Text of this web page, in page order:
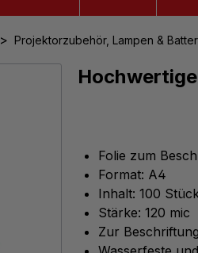
> Projektorzubehör, Lampen &
Folie zum
Format: A4
Inhalt: 100
Stärke: 120 mic
Zur